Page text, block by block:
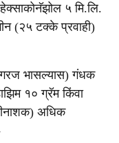
५ मि.लि.
(२५ टक्के प्रवाही)
भासल्यास) गंधक
१० ग्रॅम किंवा
अधिक